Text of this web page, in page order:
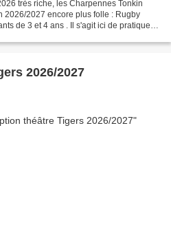
très riche, les Charpennes Tonkin
2026/2027 encore plus folle : Rugby
de 3 et 4 ans . Il s'agit ici de pratiquer
2026/2027